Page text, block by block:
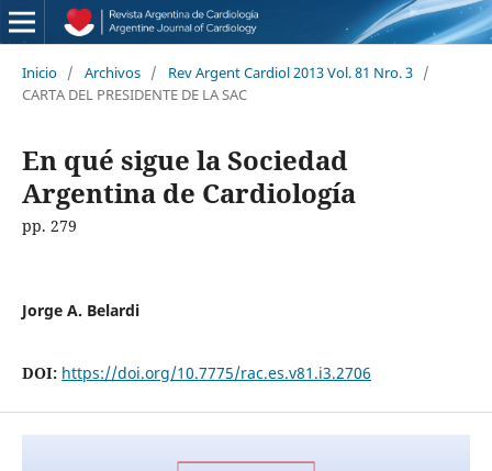
Inicio / Archivos / Rev Argent Cardiol 2013 Vol. 81 Nro. 3 /
CARTA DEL PRESIDENTE DE LA SAC
En qué sigue la Sociedad
Argentina de Cardiología
pp. 279
Jorge A. Belardi
DOI: https://doi.org/10.7775/rac.es.v81.i3.2706